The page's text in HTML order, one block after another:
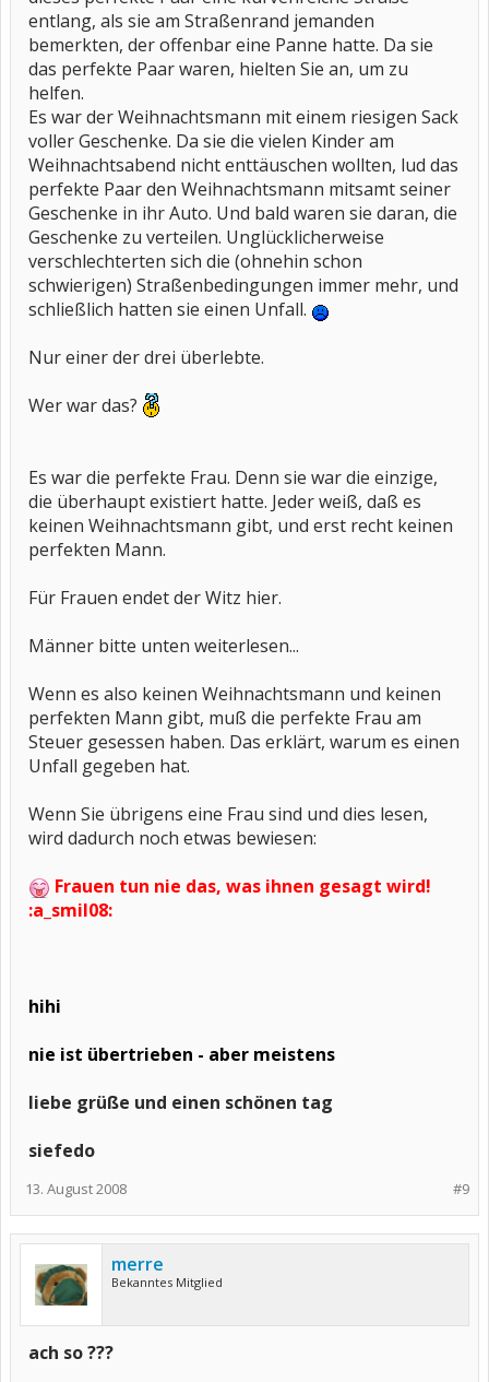
entlang, als sie am Straßenrand jemanden
bemerkten, der offenbar eine Panne hatte. Da sie
das perfekte Paar waren, hielten Sie an, um zu
helfen.
Es war der Weihnachtsmann mit einem riesigen Sack
voller Geschenke. Da sie die vielen Kinder am
Weihnachtsabend nicht enttäuschen wollten, lud das
perfekte Paar den Weihnachtsmann mitsamt seiner
Geschenke in ihr Auto. Und bald waren sie daran, die
Geschenke zu verteilen. Unglücklicherweise
verschlechterten sich die (ohnehin schon
schwierigen) Straßenbedingungen immer mehr, und
schließlich hatten sie einen Unfall.
Nur einer der drei überlebte.
Wer war das?
Es war die perfekte Frau. Denn sie war die einzige,
die überhaupt existiert hatte. Jeder weiß, daß es
keinen Weihnachtsmann gibt, und erst recht keinen
perfekten Mann.
Für Frauen endet der Witz hier.
Männer bitte unten weiterlesen...
Wenn es also keinen Weihnachtsmann und keinen
perfekten Mann gibt, muß die perfekte Frau am
Steuer gesessen haben. Das erklärt, warum es einen
Unfall gegeben hat.
Wenn Sie übrigens eine Frau sind und dies lesen,
wird dadurch noch etwas bewiesen:
Frauen tun nie das, was ihnen gesagt wird!
:a_smil08:
hihi
nie ist übertrieben - aber meistens
liebe grüße und einen schönen tag
siefedo
#9
13. August 2008
merre
Bekanntes Mitglied
ach so ???